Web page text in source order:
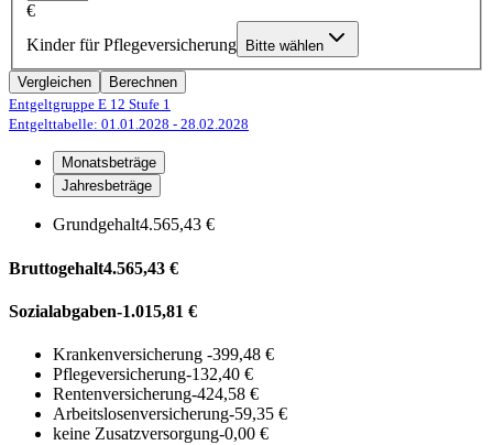
€
Kinder für Pflegeversicherung
Bitte wählen
Vergleichen
Berechnen
Entgeltgruppe E 12 Stufe 1
Entgelttabelle: 01.01.2028 - 28.02.2028
Monatsbeträge
Jahresbeträge
Grundgehalt4.565,43 €
Bruttogehalt4.565,43 €
Sozialabgaben-1.015,81 €
Krankenversicherung -399,48 €
Pflegeversicherung-132,40 €
Rentenversicherung-424,58 €
Arbeitslosenversicherung-59,35 €
keine Zusatzversorgung-0,00 €